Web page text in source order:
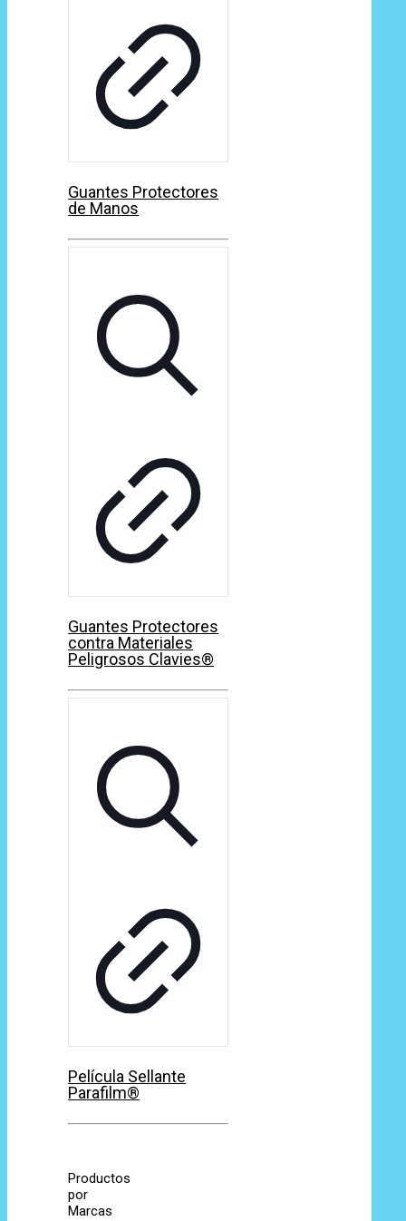
Guantes Protectores
de Manos
Guantes Protectores
contra Materiales
Peligrosos Clavies®
Película Sellante
Parafilm®
Productos
por
Marcas